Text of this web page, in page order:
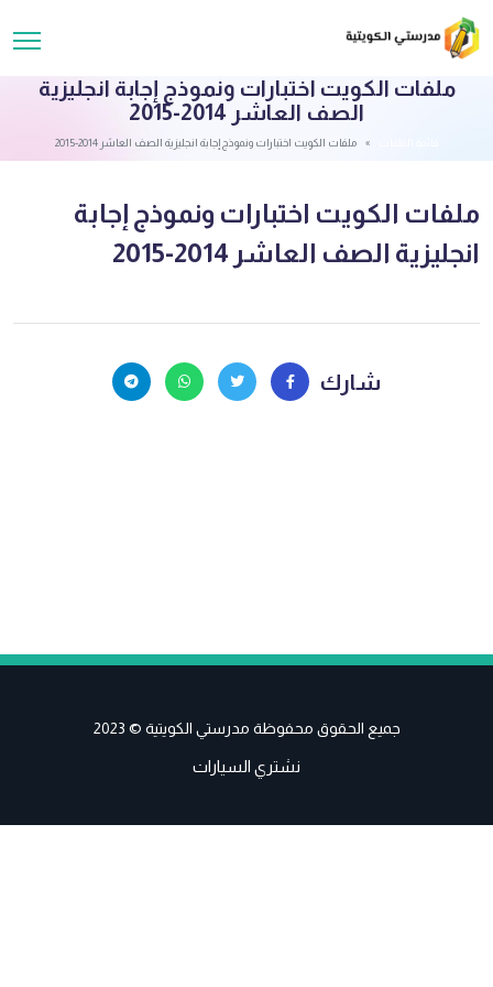
ملفات الكويت اختبارات ونموذج إجابة انجليزية
الصف العاشر 2014-2015
ملفات الكويت اختبارات ونموذج إجابة انجليزية الصف العاشر 2014-2015
ملفات الكويت اختبارات ونموذج إجابة
انجليزية الصف العاشر 2014-2015
شارك
جميع الحقوق محفوظة مدرستي الكويتية © 2023
نشتري السيارات